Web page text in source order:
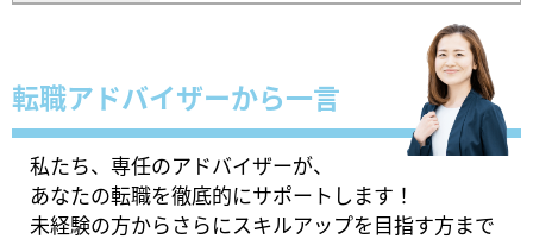
転職アドバイザーから一言
私たち、専任のアドバイザーが、
あなたの転職を徹底的にサポートします！
未経験の方からさらにスキルアップを目指す方まで